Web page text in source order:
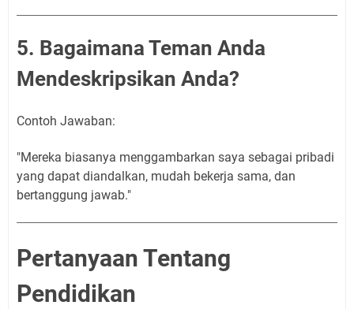
5. Bagaimana Teman Anda
Mendeskripsikan Anda?
Contoh Jawaban:
"Mereka biasanya menggambarkan saya sebagai pribadi
yang dapat diandalkan, mudah bekerja sama, dan
bertanggung jawab."
Pertanyaan Tentang
Pendidikan